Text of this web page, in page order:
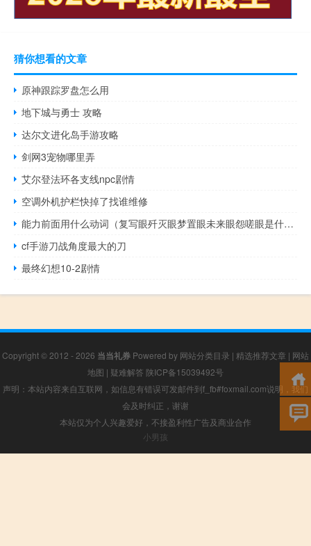
猜你想看的文章
原神跟踪罗盘怎么用
地下城与勇士 攻略
达尔文进化岛手游攻略
剑网3宠物哪里弄
艾尔登法环各支线npc剧情
空调外机护栏快掉了找谁维修
能力前面用什么动词（复写眼歼灭眼梦置眼未来眼怨嗟眼是什么有什么能力）
cf手游刀战角度最大的刀
最终幻想10-2剧情
Copyright © 2012 - 2026 当当礼券 Powered by 网站分类目录 | 精选推荐文章 | 网站
地图 | 疑难解答 陕ICP备15039492号
声明：本站内容来自互联网，如信息有错误可发邮件到f_fb#foxmail.com说明，我们
会及时纠正，谢谢
本站仅为个人兴趣爱好，不接盈利性广告及商业合作
小男孩